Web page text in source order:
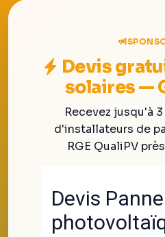
Devis
solaires —
Recevez jusqu'à
d'installateurs de
RGE QualiPV
Devis